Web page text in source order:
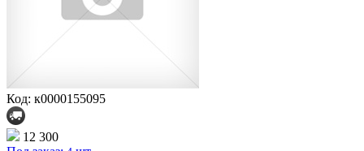
Код: к0000155095
12 300